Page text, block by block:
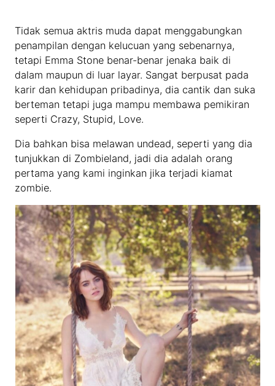
Tidak semua aktris muda dapat menggabungkan
penampilan dengan kelucuan yang sebenarnya,
tetapi Emma Stone benar-benar jenaka baik di
dalam maupun di luar layar. Sangat berpusat pada
karir dan kehidupan pribadinya, dia cantik dan suka
berteman tetapi juga mampu membawa pemikiran
seperti Crazy, Stupid, Love.
Dia bahkan bisa melawan undead, seperti yang dia
tunjukkan di Zombieland, jadi dia adalah orang
pertama yang kami inginkan jika terjadi kiamat
zombie.